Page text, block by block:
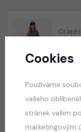
599 Kč
Cookies
Používáme
vašeho
stránek vašim
marketingovým